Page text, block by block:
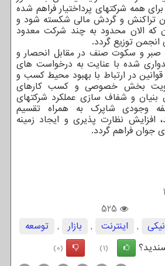
همه شرکتهای پرداختیار فراهم شده
تراکنش و گردش مالی شکسته شود و
که الان محدود به چند شرکت معدود
توزیع گردد.
صبر و سکوت صنف در مقابل انحصار و
شده با عنایت به درخواست های
در ارتباط با بهبود محیط کسب و
تقویت بخش خصوصی و کسب کارهای
و شفاف سازی عملکرد شرکتهای
وجودی شاپرک به همراه تقسیم
افزایش نظارت پذیری و ایجاد زمینه
جوان فراهم گردد.
525
, اینترنت , بازار ,
توسعه
(1)
(0)